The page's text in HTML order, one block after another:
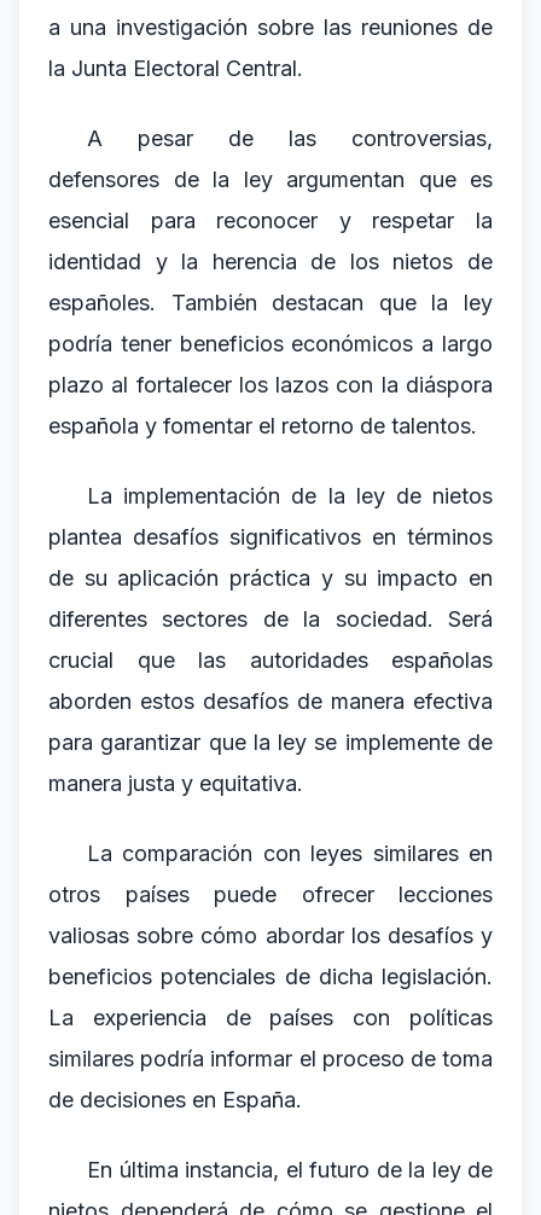
a una investigación sobre las reuniones de
la Junta Electoral Central.
A pesar de las controversias,
defensores de la ley argumentan que es
esencial para reconocer y respetar la
identidad y la herencia de los nietos de
españoles. También destacan que la ley
podría tener beneficios económicos a largo
plazo al fortalecer los lazos con la diáspora
española y fomentar el retorno de talentos.
La implementación de la ley de nietos
plantea desafíos significativos en términos
de su aplicación práctica y su impacto en
diferentes sectores de la sociedad. Será
crucial que las autoridades españolas
aborden estos desafíos de manera efectiva
para garantizar que la ley se implemente de
manera justa y equitativa.
La comparación con leyes similares en
otros países puede ofrecer lecciones
valiosas sobre cómo abordar los desafíos y
beneficios potenciales de dicha legislación.
La experiencia de países con políticas
similares podría informar el proceso de toma
de decisiones en España.
En última instancia, el futuro de la ley de